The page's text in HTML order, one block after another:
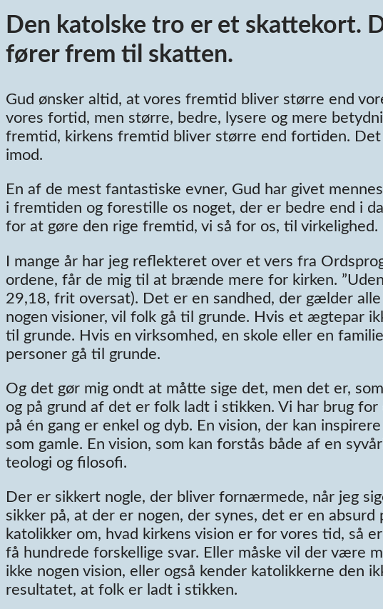
Den katolske tro er et skattekort.
fører frem til skatten.
Gud ønsker altid, at vores fremtid bliver større end
vores fortid, men større, bedre, lysere og mere
fremtid, kirkens fremtid bliver større end fortiden.
imod.
En af de mest fantastiske evner, Gud har givet
i fremtiden og forestille os noget, der er bedre end i
for at gøre den rige fremtid, vi så for os, til
I mange år har jeg reflekteret over et vers fra
ordene, får de mig til at brænde mere for kirken.
29,18, frit oversat). Det er en sandhed, der gælder
nogen visioner, vil folk gå til grunde. Hvis et ægtepar
til grunde. Hvis en virksomhed, en skole eller en
personer gå til grunde.
Og det gør mig ondt at måtte sige det, men det er,
og på grund af det er folk ladt i stikken. Vi har brug
på én gang er enkel og dyb. En vision, der kan
som gamle. En vision, som kan forstås både af en
teologi og filosofi.
Der er sikkert nogle, der bliver fornærmede, når jeg
sikker på, at der er nogen, der synes, det er en
katolikker om, hvad kirkens vision er for vores tid, så
få hundrede forskellige svar. Eller måske vil der være
ikke nogen vision, eller også kender katolikkerne den
resultatet, at folk er ladt i stikken.